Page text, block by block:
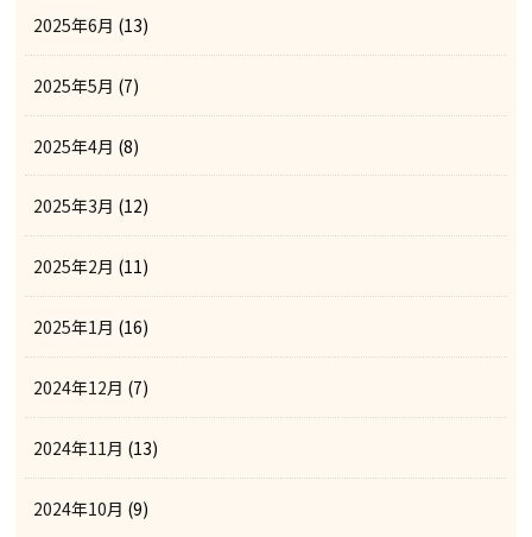
2025年6月 (13)
2025年5月 (7)
2025年4月 (8)
2025年3月 (12)
2025年2月 (11)
2025年1月 (16)
2024年12月 (7)
2024年11月 (13)
2024年10月 (9)